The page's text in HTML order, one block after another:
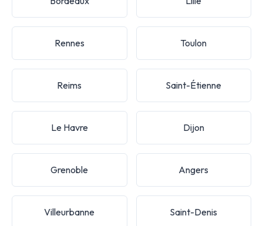
Rennes Toulon
Reims Saint-Étienne
Le Havre Dijon
Grenoble Angers
Villeurbanne Saint-Denis